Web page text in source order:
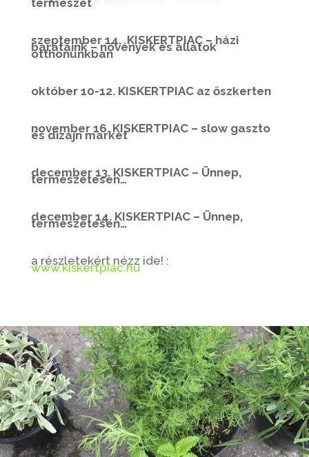
természet
szeptember 14. KISKERTPIAC – házi
barátaink – növények és állatok
otthonunkban
október 10-12. KISKERTPIAC az őszkerten
november 16. KISKERTPIAC – slow gaszto
és dizájn market
december 13. KISKERTPIAC – Ünnep,
természetesen…
december 14. KISKERTPIAC – Ünnep,
természetesen…
a részletekért nézz ide! :
www.kiskertpiac.hu